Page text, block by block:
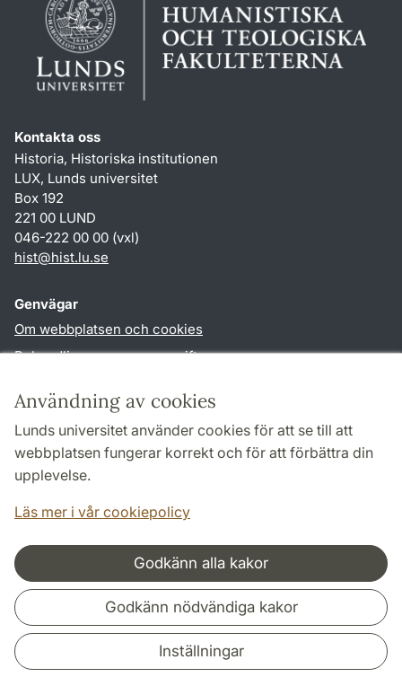
Användning av cookies
Lunds universitet använder cookies för att se till att
webbplatsen fungerar korrekt och för att förbättra din
upplevelse.
Läs mer i vår cookiepolicy
Godkänn alla kakor
Godkänn nödvändiga kakor
Inställningar
Kontakta oss
Historia, Historiska institutionen
LUX, Lunds universitet
Box 192
221 00 LUND
046-222 00 00 (vxl)
hist@hist.lu.se
Genvägar
Om webbplatsen och cookies
Behandling av personuppgifter
TYPO3-login
Följ oss i sociala medier
Samarbeten och nätverk